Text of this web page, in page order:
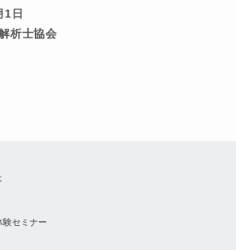
1日
析士協会
験セミナー